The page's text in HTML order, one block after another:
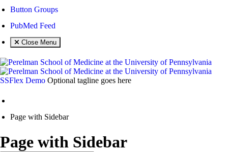
Button Groups
PubMed Feed
Close mobile menu
Close Menu
SSFlex Demo Optional tagline goes here
Page with Sidebar
Page with Sidebar